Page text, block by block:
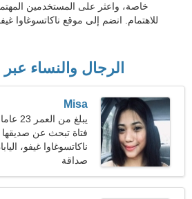
خاصة، واعثر على المستخدمين
للاهتمام. انضم إلى موقع ناكاتسوغاوا
الرجال والنساء عبر
Misa
يبلغ من العمر 23 عاما, الأسد
فتاة تبحث عن صديقها
ناكاتسوغاوا غيفو،
صداقة